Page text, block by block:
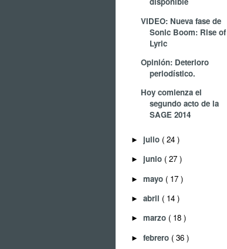
VIDEO: Nueva fase de
Sonic Boom: Rise of
Lyric
Opinión: Deterioro
periodístico.
Hoy comienza el
segundo acto de la
SAGE 2014
► julio ( 24 )
► junio ( 27 )
► mayo ( 17 )
► abril ( 14 )
► marzo ( 18 )
► febrero ( 36 )